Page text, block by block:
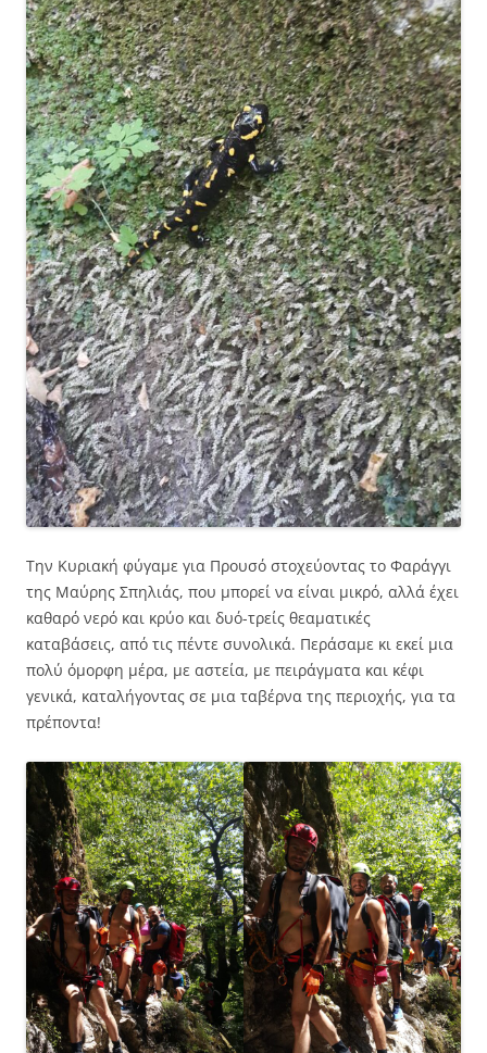
Την Κυριακή φύγαμε για Προυσό στοχεύοντας το Φαράγγι
της Μαύρης Σπηλιάς, που μπορεί να είναι μικρό, αλλά έχει
καθαρό νερό και κρύο και δυό-τρείς θεαματικές
καταβάσεις, από τις πέντε συνολικά. Περάσαμε κι εκεί μια
πολύ όμορφη μέρα, με αστεία, με πειράγματα και κέφι
γενικά, καταλήγοντας σε μια ταβέρνα της περιοχής, για τα
πρέποντα!